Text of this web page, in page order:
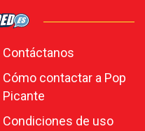
Contáctanos
Cómo contactar a Pop
Picante
Condiciones de uso